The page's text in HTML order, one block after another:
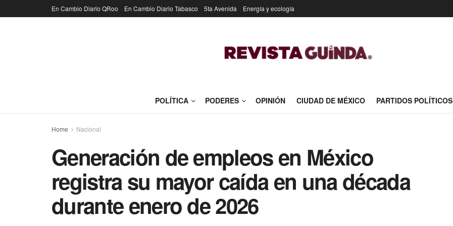
En Cambio Diario QRoo En Cambio Diario Tabasco 5ta Avenida Energía y ecología
POLÍTICA PODERES OPINIÓN CIUDAD DE MÉXICO PARTIDOS POLÍTICOS
Home Nacional
Generación de empleos en México
registra su mayor caída en una década
durante enero de 2026